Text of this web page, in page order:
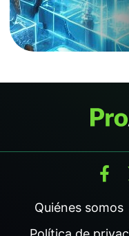
Quiénes somos